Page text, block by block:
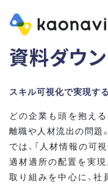
資料ダウ
スキル可視化で実現す
どの企業も頭を抱える
離職や人材流出の問題
では、「人材情報の可視
適材適所の配置を実現
取り組みを中心に、社